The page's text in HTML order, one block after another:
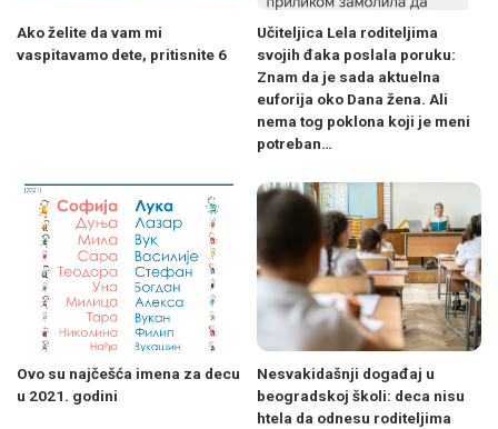
Ako želite da vam mi
vaspitavamo dete, pritisnite 6
Učiteljica Lela roditeljima
svojih đaka poslala poruku:
Znam da je sada aktuelna
euforija oko Dana žena. Ali
nema tog poklona koji je meni
potreban…
Ovo su najčešća imena za decu
u 2021. godini
Nesvakidašnji događaj u
beogradskoj školi: deca nisu
htela da odnesu roditeljima